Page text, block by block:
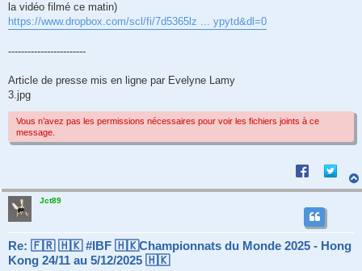
la vidéo filmé ce matin)
https://www.dropbox.com/scl/fi/7d5365lz ... ypytd&dl=0
------------------------
Article de presse mis en ligne par Evelyne Lamy
3.jpg
Vous n’avez pas les permissions nécessaires pour voir les fichiers joints à ce
message.
Jct89
Re: 🇫🇷 🇭🇰 #IBF 🇭🇰Championnats du Monde 2025 - Hong
Kong 24/11 au 5/12/2025 🇭🇰